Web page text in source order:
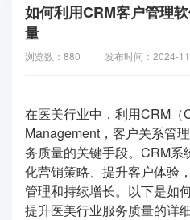
如何利用CRM客户管理
量
浏览数：880 发布时间：2024-
在医美行业中，利用CRM
Management，客户关系管
务质量的关键手段。CRM系
化营销策略、提升客户体验
管理和持续增长。以下是如
提升医美行业服务质量的详